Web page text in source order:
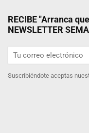
RECIBE "Arranca
NEWSLETTER
Suscribiéndote aceptas